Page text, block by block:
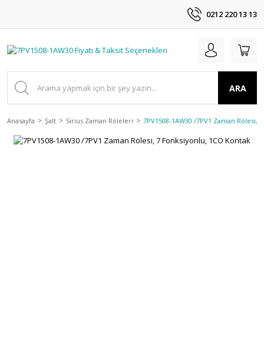
0212 220 13 13
ARA
Anasayfa Şalt Sirius Zaman Röleleri 7PV1508-1AW30 /7PV1 Zaman Rölesi,